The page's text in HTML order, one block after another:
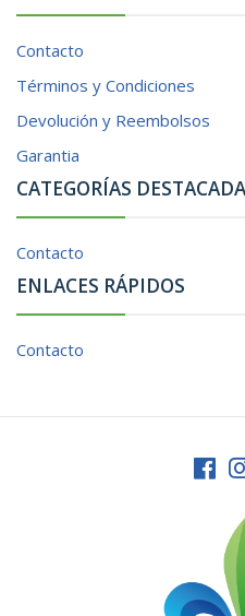
Contacto
Términos y Condiciones
Devolución y Reembolsos
Garantia
CATEGORÍAS
Contacto
ENLACES RÁPIDOS
Contacto